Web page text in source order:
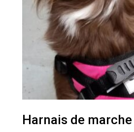
Harnais de marche